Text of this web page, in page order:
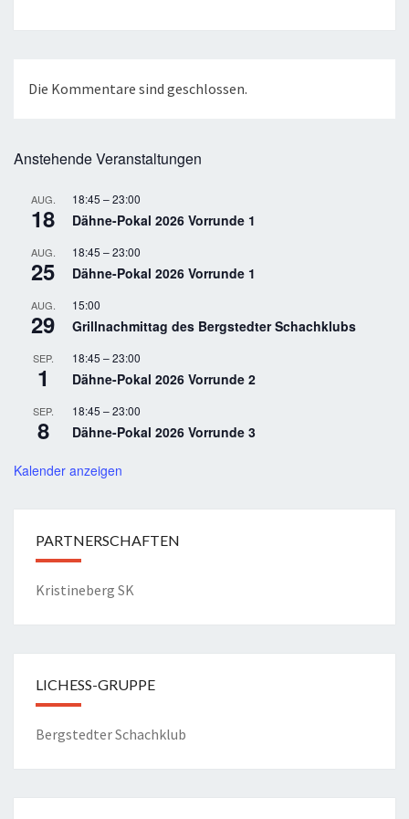
Die Kommentare sind geschlossen.
Anstehende Veranstaltungen
AUG.
18
18:45 –23:00
Dähne-Pokal 2026 Vorrunde 1
AUG.
25
18:45 –23:00
Dähne-Pokal 2026 Vorrunde 1
AUG.
29
15:00
Grillnachmittag des Bergstedter Schachklubs
SEP.
1
18:45 –23:00
Dähne-Pokal 2026 Vorrunde 2
SEP.
8
18:45 –23:00
Dähne-Pokal 2026 Vorrunde 3
Kalender anzeigen
PARTNERSCHAFTEN
Kristineberg SK
LICHESS-GRUPPE
Bergstedter Schachklub